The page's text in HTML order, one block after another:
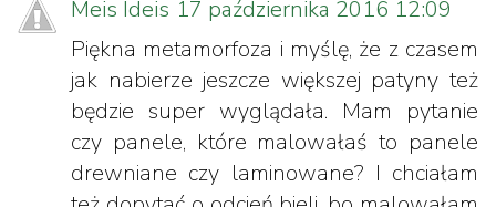
Meis Ideis 17 października 2016 12:09
Piękna metamorfoza i myślę, że z czasem
jak nabierze jeszcze większej patyny też
będzie super wyglądała. Mam pytanie
czy panele, które malowałaś to panele
drewniane czy laminowane? I chciałam